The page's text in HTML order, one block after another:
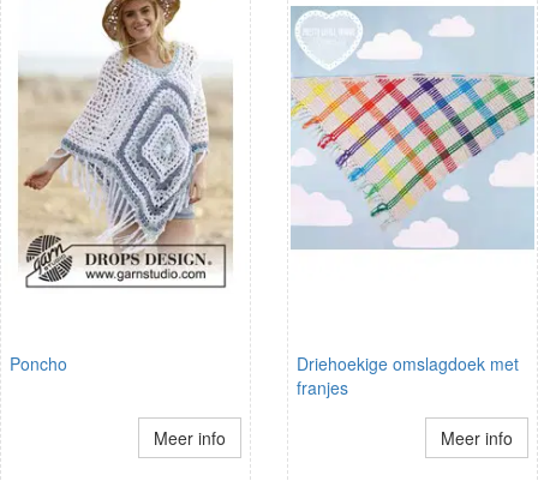
Poncho
Meer info
Driehoekige omslagdoek met
franjes
Meer info